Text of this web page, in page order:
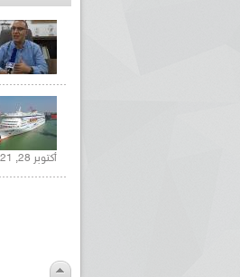
أكتوبر 28, 2021 |